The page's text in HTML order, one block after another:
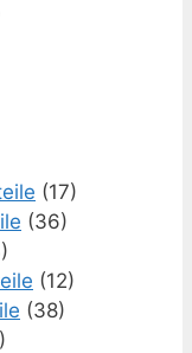
(17)
(36)
(12)
(38)